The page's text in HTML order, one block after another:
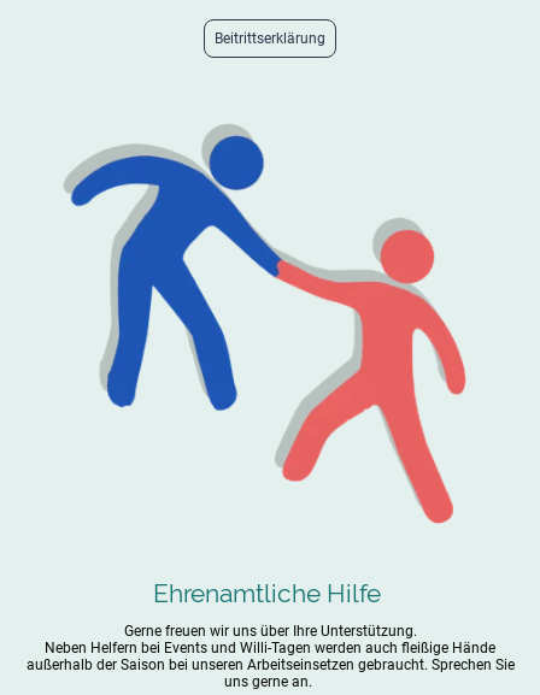
Beitrittserklärung
Ehrenamtliche Hilfe
Gerne freuen wir uns über Ihre Unterstützung.
Neben Helfern bei Events und Willi-Tagen werden auch fleißige Hände
außerhalb der Saison bei unseren Arbeitseinsetzen gebraucht. Sprechen Sie
uns gerne an.